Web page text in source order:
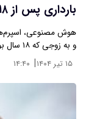
بارداری پس از ۱۸ سال به کمک هوش مصنوعی
هوش مصنوعی،
و به زوجی که ۱۸ سال بود فرزنددار نمی‌شدند،…
۱۵ تیر ۱۴۰۴ | ۱۴:۴۰